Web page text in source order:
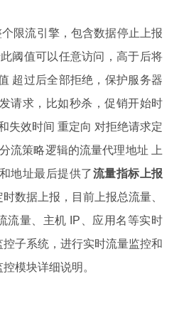
限流引擎，包含数据停止上报
阈值可以任意访问，高于后将
超过后全部拒绝，保护服务器
请求，比如秒杀，促销开始时
失效时间 重定向 对拒绝请求定
流策略逻辑的流量代理地址 上
地址最后提供了流量指标上报
数据上报，目前上报总流量、
流量、主机 IP、应用名等实时
子系统，进行实时流量监控和
模块详细说明。